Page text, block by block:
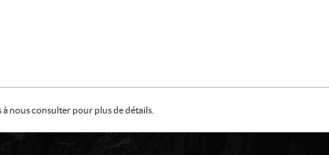
nous consulter pour plus de détails.